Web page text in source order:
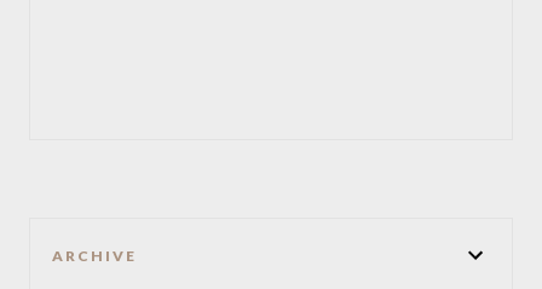
ARCHIVE